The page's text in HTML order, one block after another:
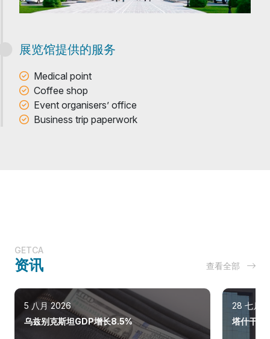
展览馆提供的服务
Medical point
Coffee shop
Event organisers’ office
Business trip paperwork
GETCA
资讯 查看全部
5 八月 2026
乌兹别克斯坦GDP增长8.5%
28 七月
塔什干巩